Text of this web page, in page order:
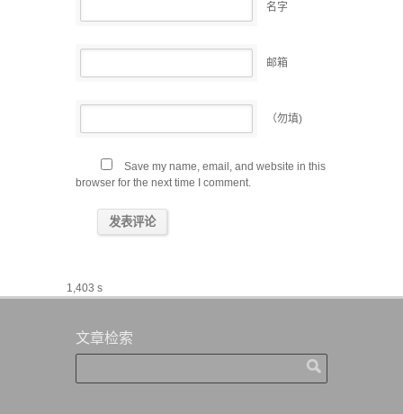
名字
邮箱
（勿填)
Save my name, email, and website in this
browser for the next time I comment.
1,403 s
文章检索